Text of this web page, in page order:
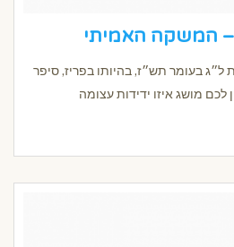
המשקה האמיתי
בעומר תש״ז, בהיותו בפריז, סיפר
מושג איזו ידידות עצומה